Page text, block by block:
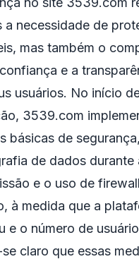
a necessidade de
mas também o
e a
usuários. No início
3539.com
básicas de
de dados durante
e o uso de
à medida que a
e o número de
claro que essas